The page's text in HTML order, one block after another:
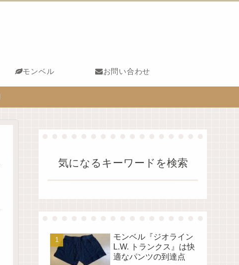
モンベル お問い合わせ
気になるキーワードを検索
モンベル『ジオライン
L.W. トランクス』は快
適なパンツの到達点